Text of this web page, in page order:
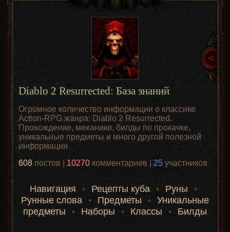
Diablo 2 Resurrected: База знаний
Огромное количество информации о классике
Action-RPG жанра: Diablo 2 Resurrected.
Прохождение, механики, билды по прокачке,
уникальные предметы и много другой полезной
информации
608 постов | 10270 комментариев | 25 участников
Навигация • Рецепты куба • Руны
•
Рунные слова
• Предметы • Уникальные
предметы
• Наборы • Классы • Билды